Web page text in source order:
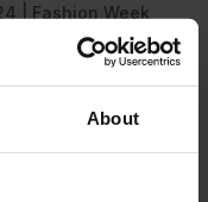
About
Fashion Week
Month
Paris. Una
e borse
fiabe che